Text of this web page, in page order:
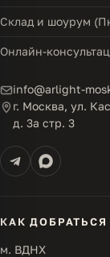
Склад и шоурум
Онлайн-
info@arlight-
г. Москва, ул.
д. 3а стр. 3
КАК ДОБРАТЬСЯ
м. ВДНХ